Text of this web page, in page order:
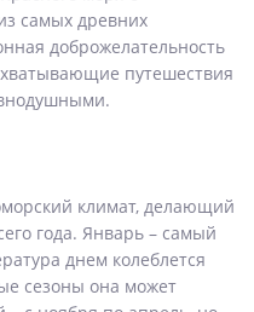
самых древних
доброжелательность
путешествия
климат, делающий
года. Январь – самый
днем колеблется
сезоны она может